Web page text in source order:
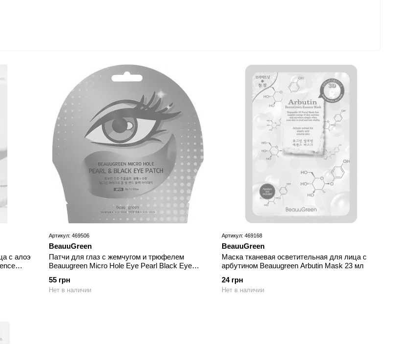
с алоэ
Артикул: 469506
BeauuGreen
Патчи для глаз с жемчугом и трюфелем
Beauugreen Micro Hole Eye Pearl Black Eye
55 грн
Нет в наличии
Артикул: 469168
BeauuGreen
Маска тканевая осветительная для лица с
арбутином Beauugreen Arbutin Mask 23 мл
24 грн
Нет в наличии